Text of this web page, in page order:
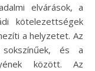
elvárások, a
kötelezettségek
a helyzetet. Az
sokszínűek, és a
között. Az